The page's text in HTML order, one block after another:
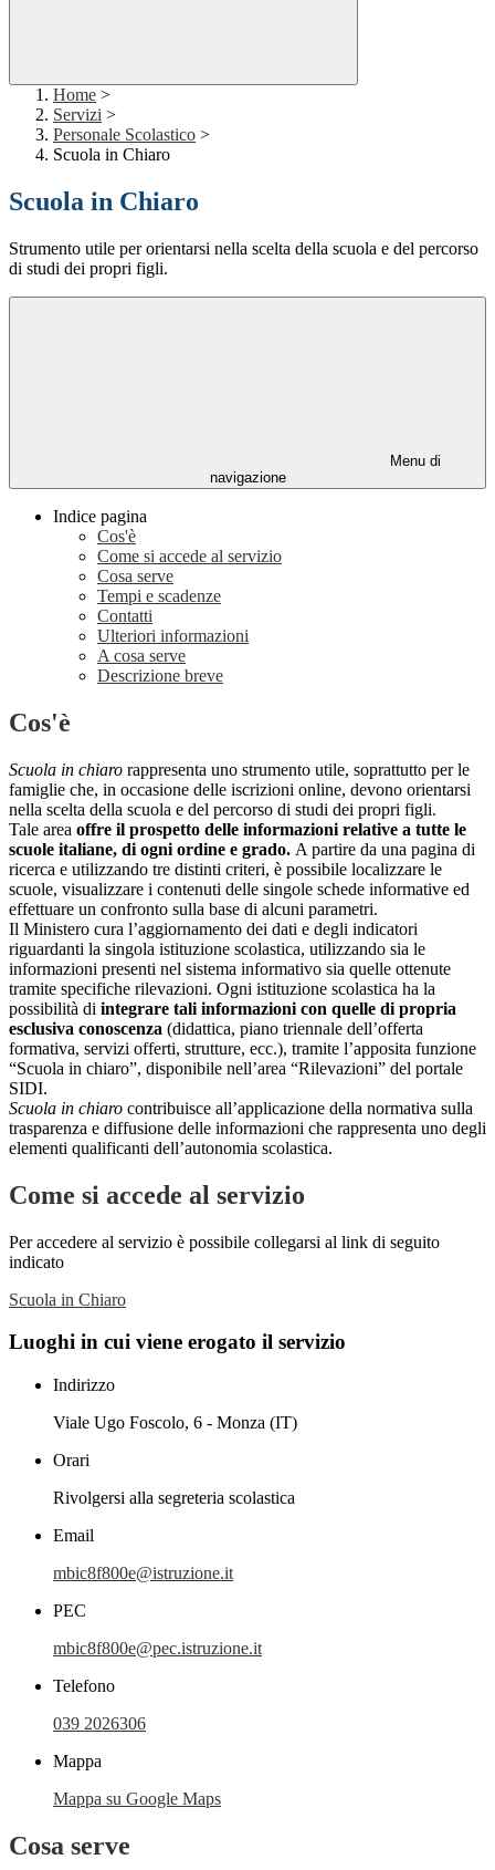
Home >
Servizi >
Personale Scolastico >
Scuola in Chiaro
Scuola in Chiaro
Strumento utile per orientarsi nella scelta della scuola e del percorso
di studi dei propri figli.
Menu di
navigazione
Indice pagina
Cos'è
Come si accede al servizio
Cosa serve
Tempi e scadenze
Contatti
Ulteriori informazioni
A cosa serve
Descrizione breve
Cos'è
Scuola in chiaro rappresenta uno strumento utile, soprattutto per le
famiglie che, in occasione delle iscrizioni online, devono orientarsi
nella scelta della scuola e del percorso di studi dei propri figli.
Tale area offre il prospetto delle informazioni relative a tutte le
scuole italiane, di ogni ordine e grado. A partire da una pagina di
ricerca e utilizzando tre distinti criteri, è possibile localizzare le
scuole, visualizzare i contenuti delle singole schede informative ed
effettuare un confronto sulla base di alcuni parametri.
Il Ministero cura l’aggiornamento dei dati e degli indicatori
riguardanti la singola istituzione scolastica, utilizzando sia le
informazioni presenti nel sistema informativo sia quelle ottenute
tramite specifiche rilevazioni. Ogni istituzione scolastica ha la
possibilità di integrare tali informazioni con quelle di propria
esclusiva conoscenza (didattica, piano triennale dell’offerta
formativa, servizi offerti, strutture, ecc.), tramite l’apposita funzione
“Scuola in chiaro”, disponibile nell’area “Rilevazioni” del portale
SIDI.
Scuola in chiaro contribuisce all’applicazione della normativa sulla
trasparenza e diffusione delle informazioni che rappresenta uno degli
elementi qualificanti dell’autonomia scolastica.
Come si accede al servizio
Per accedere al servizio è possibile collegarsi al link di seguito
indicato
Scuola in Chiaro
Luoghi in cui viene erogato il servizio
Indirizzo
Viale Ugo Foscolo, 6 - Monza (IT)
Orari
Rivolgersi alla segreteria scolastica
Email
mbic8f800e@istruzione.it
PEC
mbic8f800e@pec.istruzione.it
Telefono
039 2026306
Mappa
Mappa su Google Maps
Cosa serve